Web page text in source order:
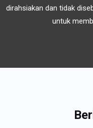
dirahsiakan dan tidak
untuk